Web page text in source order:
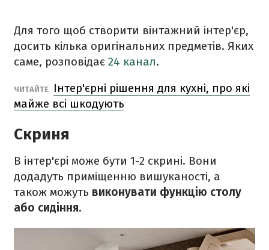
Для того щоб створити вінтажний інтер'єр,
досить кілька оригінальних предметів. Яких
саме, розповідає 24 канал.
ЧИТАЙТЕ
Інтер'єрні рішення для кухні, про які
майже всі шкодують
Скриня
В інтер'єрі може бути 1-2 скрині. Вони
додадуть приміщенню вишуканості, а
також можуть виконувати функцію столу
або сидіння.